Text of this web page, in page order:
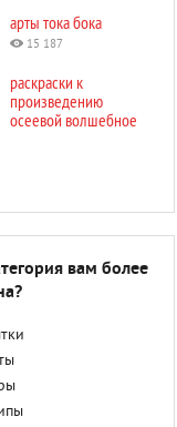
арты тока бока
15 187
раскраски к
произведению
осеевой волшебное
вам более